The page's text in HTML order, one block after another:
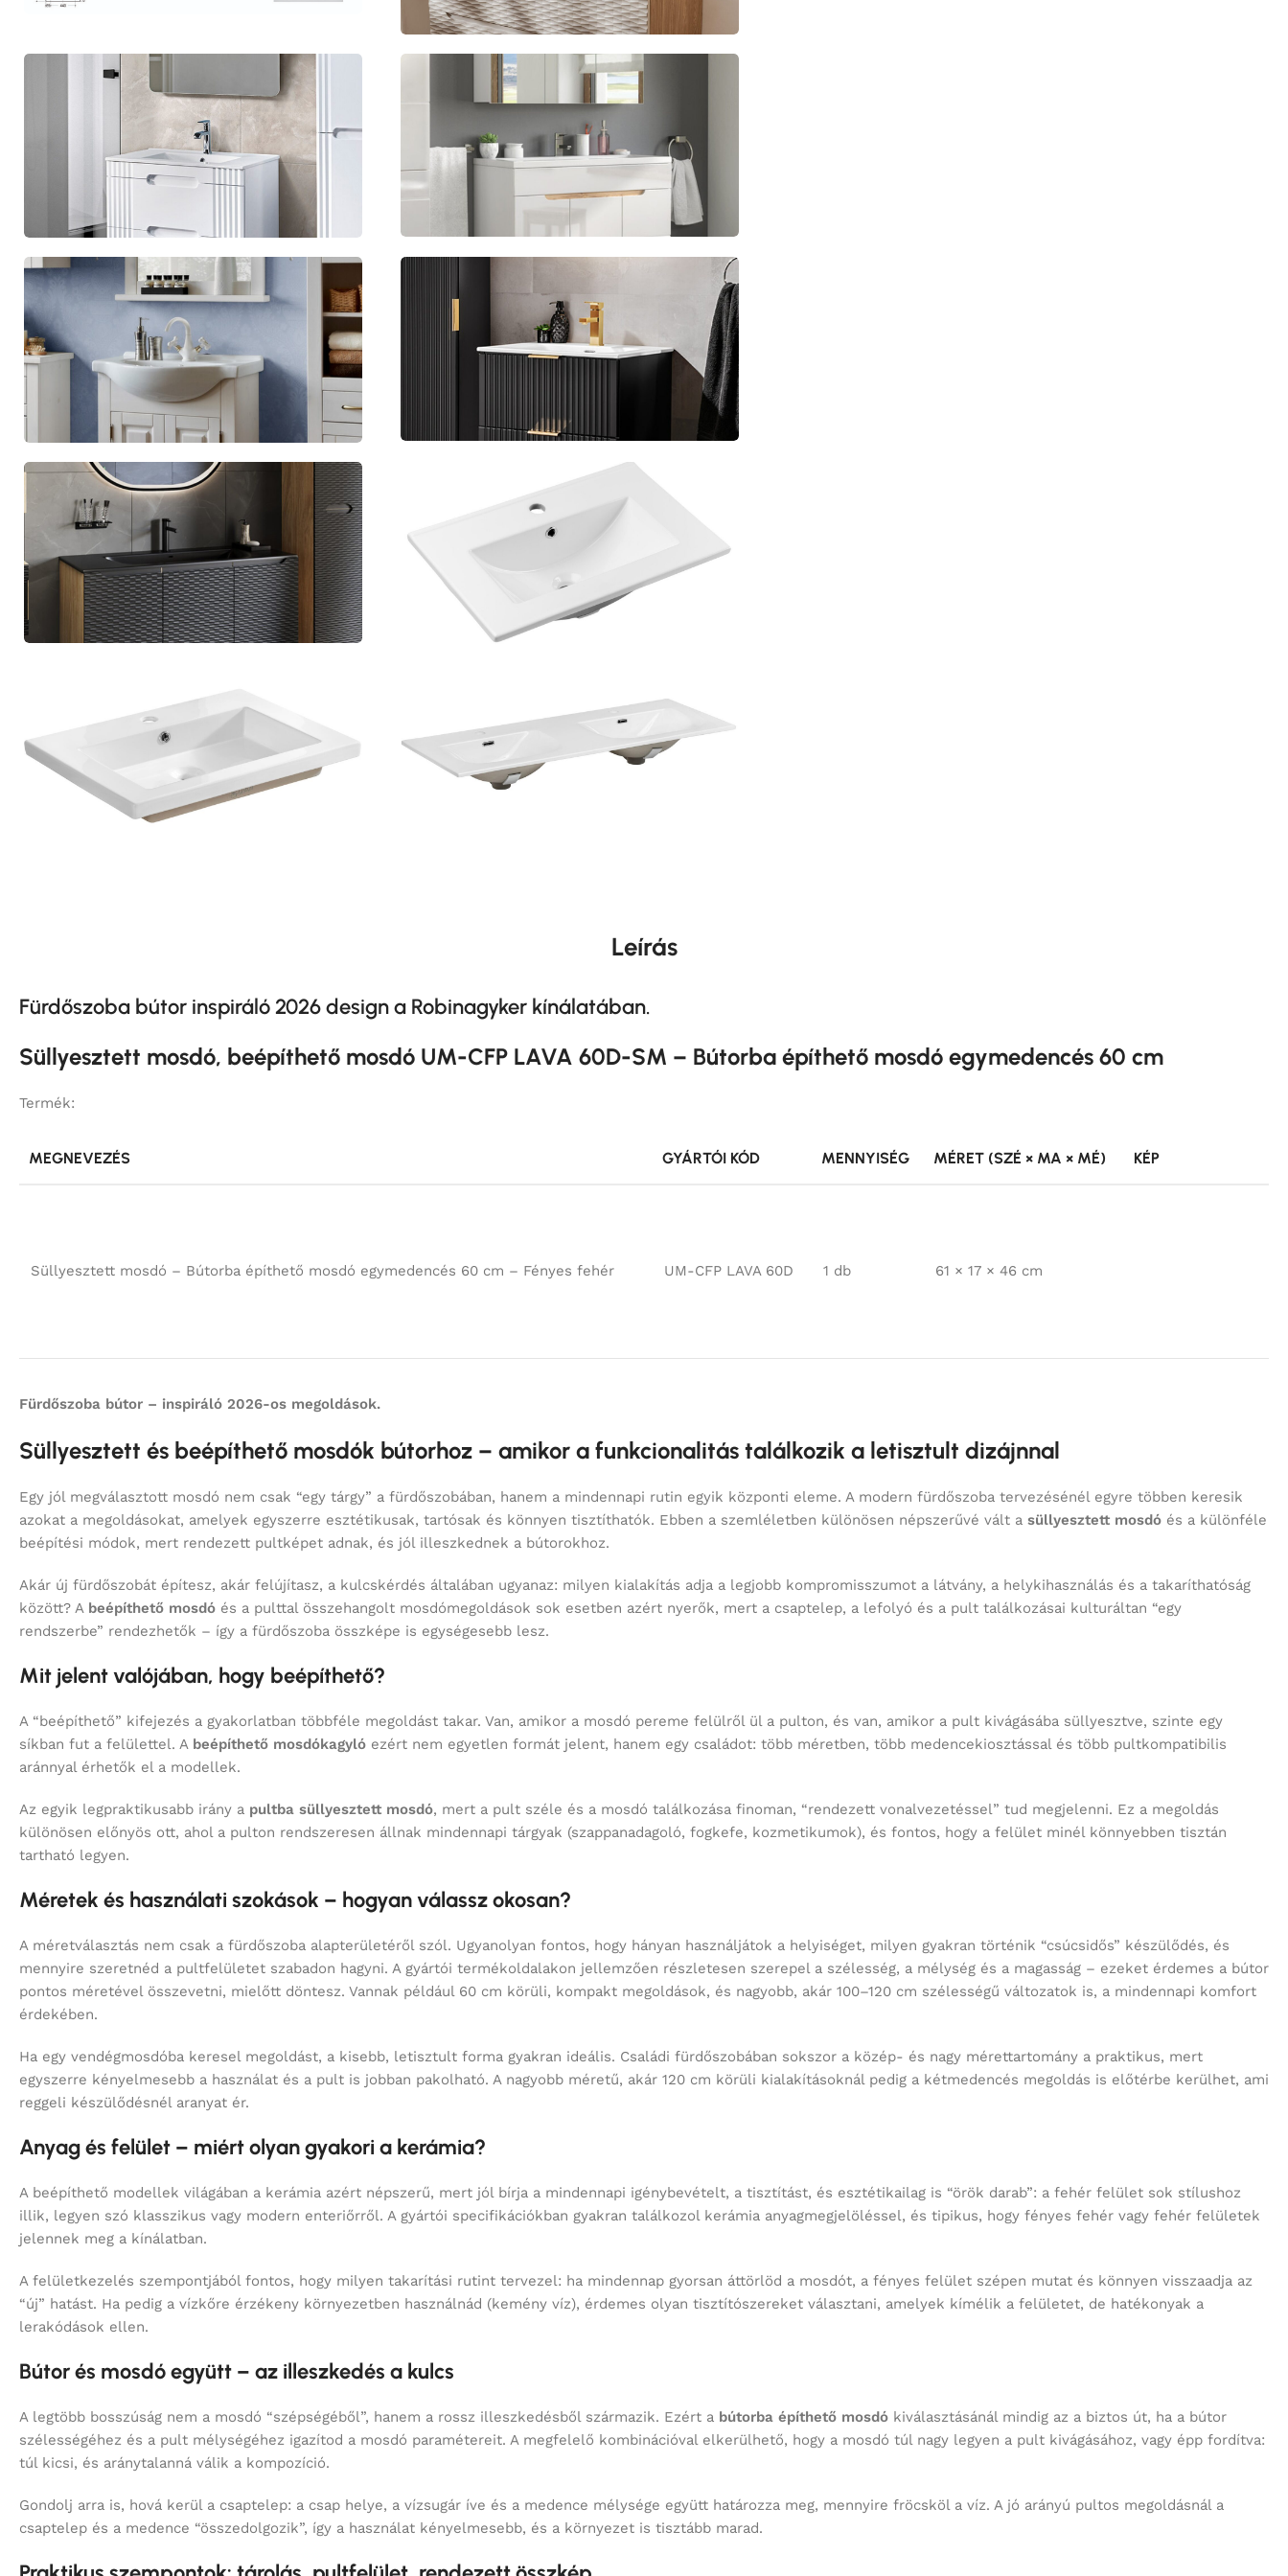
Leírás
Fürdőszoba bútor inspiráló 2026 design a Robinagyker kínálatában.
Süllyesztett mosdó, beépíthető mosdó UM-CFP LAVA 60D-SM – Bútorba építhető mosdó egymedencés 60 cm
Termék:
MEGNEVEZÉS GYÁRTÓI KÓD MENNYISÉG MÉRET (SZÉ × MA × MÉ) KÉP
Süllyesztett és beépíthető mosdók bútorhoz – amikor a funkcionalitás találkozik a letisztult dizájnnal
Egy jól megválasztott mosdó nem csak “egy tárgy” a fürdőszobában, hanem a mindennapi rutin egyik központi eleme. A modern fürdőszoba tervezésénél egyre többen keresik
azokat a megoldásokat, amelyek egyszerre esztétikusak, tartósak és könnyen tisztíthatók. Ebben a szemléletben különösen népszerűvé vált asüllyesztett mosdó
Akár új fürdőszobát építesz, akár felújítasz, a kulcskérdés általában ugyanaz: milyen kialakítás adja a legjobb kompromisszumot a látvány, a helykihasználás és a takaríthatóság
között? A beépíthető mosdóés a pulttal összehangolt mosdómegoldások sok esetben azért nyerők, mert a csaptelep, a lefolyó és a pult találkozásai kulturáltan “egy
Mit jelent valójában, hogy beépíthető?
A “beépíthető” kifejezés a gyakorlatban többféle megoldást takar. Van, amikor a mosdó pereme felülről ül a pulton, és van, amikor a pult kivágásába süllyesztve, szinte egy
síkban fut a felülettel. Abeépíthető mosdókagylóezért nem egyetlen formát jelent, hanem egy családot: több méretben, több medencekiosztással és több pultkompatibilis
Az egyik legpraktikusabb irány apultba süllyesztett mosdó, mert a pult széle és a mosdó találkozása finoman, “rendezett vonalvezetéssel” tud megjelenni. Ez a megoldás
különösen előnyös ott, ahol a pulton rendszeresen állnak mindennapi tárgyak (szappanadagoló, fogkefe, kozmetikumok), és fontos, hogy a felület minél könnyebben tisztán
Méretek és használati szokások – hogyan válassz okosan?
A méretválasztás nem csak a fürdőszoba alapterületéről szól. Ugyanolyan fontos, hogy hányan használjátok a helyiséget, milyen gyakran történik “csúcsidős” készülődés, és
mennyire szeretnéd a pultfelületet szabadon hagyni. A gyártói termékoldalakon jellemzően részletesen szerepel a szélesség, a mélység és a magasság – ezeket érdemes a bútor
Ha egy vendégmosdóba keresel megoldást, a kisebb, letisztult forma gyakran ideális. Családi fürdőszobában sokszor a közép- és nagy mérettartomány a praktikus, mert
egyszerre kényelmesebb a használat és a pult is jobban pakolható. A nagyobb méretű, akár 120 cm körüli kialakításoknál pedig a kétmedencés megoldás is előtérbe kerülhet, ami
Anyag és felület – miért olyan gyakori a kerámia?
A beépíthető modellek világában a kerámia azért népszerű, mert jól bírja a mindennapi igénybevételt, a tisztítást, és esztétikailag is “örök darab”: a fehér felület sok stílushoz
illik, legyen szó klasszikus vagy modern enteriőrről. A gyártói specifikációkban gyakran találkozol kerámia anyagmegjelöléssel, és tipikus, hogy fényes fehér vagy fehér felületek
A felületkezelés szempontjából fontos, hogy milyen takarítási rutint tervezel: ha mindennap gyorsan áttörlöd a mosdót, a fényes felület szépen mutat és könnyen visszaadja az
“új” hatást. Ha pedig a vízkőre érzékeny környezetben használnád (kemény víz), érdemes olyan tisztítószereket választani, amelyek kímélik a felületet, de hatékonyak a
Bútor és mosdó együtt – az illeszkedés a kulcs
A legtöbb bosszúság nem a mosdó “szépségéből”, hanem a rossz illeszkedésből származik. Ezért a
szélességéhez és a pult mélységéhez igazítod a mosdó paramétereit. A megfelelő kombinációval elkerülhető, hogy a mosdó túl nagy legyen a pult kivágásához, vagy épp fordítva:
Gondolj arra is, hová kerül a csaptelep: a csap helye, a vízsugár íve és a medence mélysége együtt határozza meg, mennyire fröcsköl a víz. A jó arányú pultos megoldásnál a
csaptelep és a medence “összedolgozik”, így a használat kényelmesebb, és a környezet is tisztább marad.
Praktikus szempontok: tárolás, pultfelület, rendezett összkép
Ha a mosdó alatt fiókok és tárolók vannak, a pult kialakítása még fontosabb. Sokan azért keresik a beépíthető típusokat, mert a pultfelületet szeretnék egyben tartani, és